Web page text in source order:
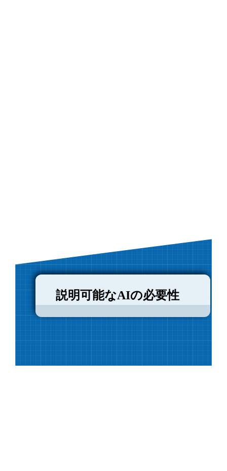
説明可能なAIの必要性